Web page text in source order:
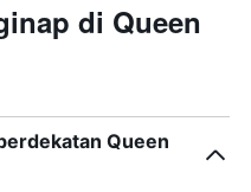
di Queen
Queen